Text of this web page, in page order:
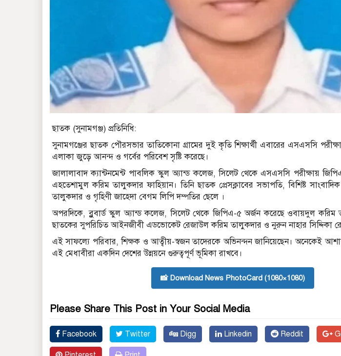
ছাতক (সুনামগঞ্জ) প্রতিনিধি:
সুনামগঞ্জের ছাতক পৌরসভার তাতিকোনা গ্রামের দুই কৃতি শিক্ষার্থী এবারের এসএসসি
এলাকা জুড়ে আনন্দ ও গর্বের পরিবেশ সৃষ্টি করেছে।
জালালাবাদ ক্যান্টনমেন্ট পাবলিক স্কুল অ্যান্ড কলেজ, সিলেট থেকে এসএসসি পরীক্ষায়
এহতেশামুল করিম তালুকদার ফাহিয়ান। তিনি ছাতক প্রেসক্লাবের সভাপতি, বিশিষ্ট
তালুকদার ও গৃহিণী জাহেদা বেগম লিপি দম্পতির ছেলে ।
অপরদিকে, ব্লুবার্ড স্কুল অ্যান্ড কলেজ, সিলেট থেকে জিপিএ-৫ অর্জন করেছে ওবায়দুল করিম
ছাতকের সুপরিচিত আইনজীবী এডভোকেট রেজাউল করিম তালুকদার ও নুরুন নাহার সিদ্দিকা
এই সাফল্যে পরিবার, শিক্ষক ও আত্বীয়-স্বজন তাদেরকে অভিনন্দন জানিয়েছেন। অনেকেই
এই মেধাবীরা একদিন দেশের উন্নয়নে গুরুত্বপূর্ণ ভূমিকা রাখবে।
📸 Download News PhotoCard (1080×1080)
Please Share This Post in Your Social Media
Facebook Twitter Digg Linkedin Reddit